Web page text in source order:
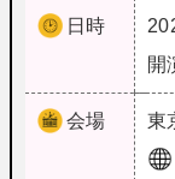
日時
開
会場 東